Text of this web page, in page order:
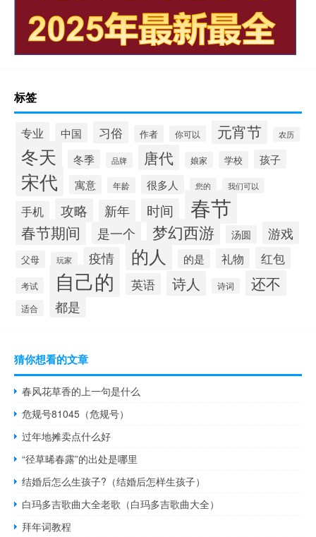
标签
专业 中国 习俗 作者 你可以 元宵节 农历
冬天 冬季 品牌 唐代 娘家 学校 孩子
宋代 寓意 年龄 很多人 您的 我们可以
手机 攻略 新年 时间 春节
春节期间 是一个 梦幻西游 汤圆 游戏
父母 玩家 疫情 的人 的是 礼物 红包
考试 自己的 英语 诗人 诗词 还不
适合 都是
猜你想看的文章
春风花草香的上一句是什么
危规号81045（危规号）
过年地摊卖点什么好
“径草晞春露”的出处是哪里
结婚后怎么生孩子?（结婚后怎样生孩子）
白玛多吉歌曲大全老歌（白玛多吉歌曲大全）
拜年词教程